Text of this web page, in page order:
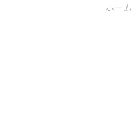
ホーム